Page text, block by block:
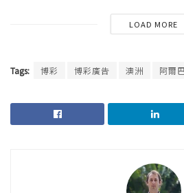
LOAD MORE
Tags: 博彩 博彩廣告 澳洲 阿爾